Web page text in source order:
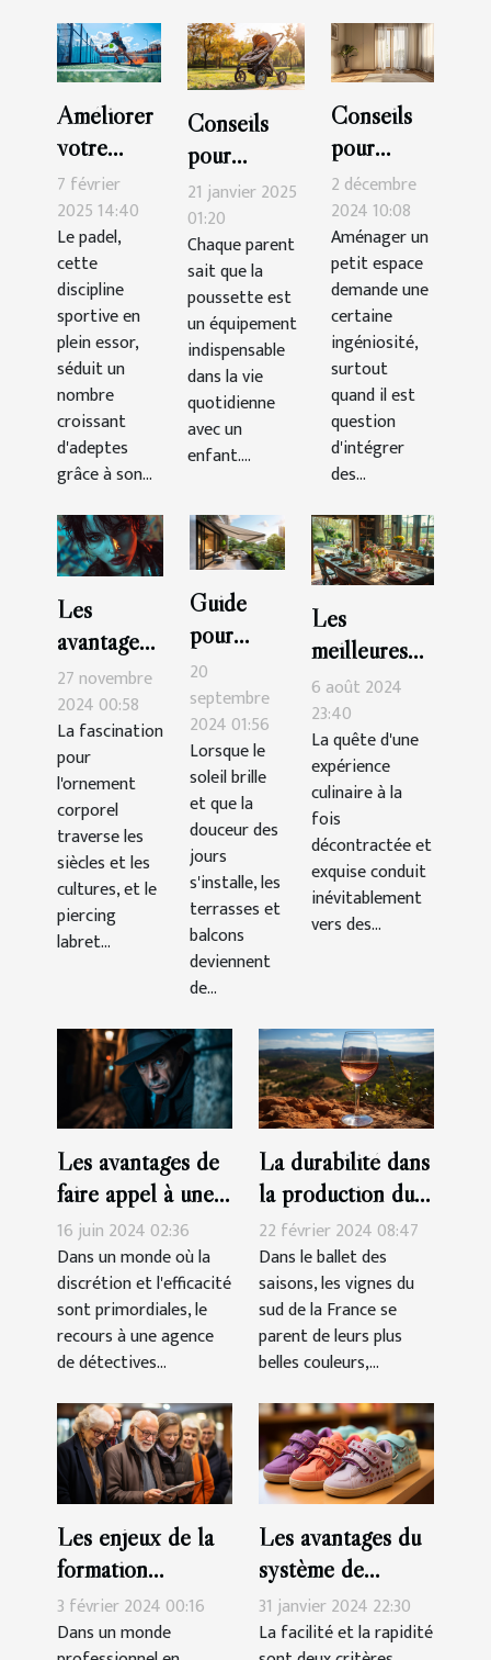
Améliorer
votre
technique
de padel :
exercices
pratiques
7 février
2025 14:40
Le padel,
cette
discipline
sportive en
plein essor,
séduit un
nombre
croissant
d'adeptes
grâce à son...
Conseils
pour
maintenir et
nettoyer
votre
poussette
efficacement
21 janvier 2025
01:20
Chaque parent
sait que la
poussette est
un équipement
indispensable
dans la vie
quotidienne
avec un
enfant....
Conseils
pour
intégrer
une
armoire
trois
portes
dans un
petit
espace
2 décembre
2024 10:08
Aménager un
petit espace
demande une
certaine
ingéniosité,
surtout
quand il est
question
d'intégrer
des...
Les
avantages
esthétiques
des
piercings
labret
supérieurs
et
inférieurs
27 novembre
2024 00:58
La fascination
pour
l'ornement
corporel
traverse les
siècles et les
cultures, et le
piercing
labret...
Guide
pour
choisir le
store
banne
parfait
pour
terrasses
et
balcons
20
septembre
2024 01:56
Lorsque le
soleil brille
et que la
douceur des
jours
s'installe, les
terrasses et
balcons
deviennent
de...
Les
meilleures
tables pour
une cuisine
décontractée
et
savoureuse
6 août 2024
23:40
La quête d'une
expérience
culinaire à la
fois
décontractée et
exquise conduit
inévitablement
vers des...
Les avantages de
faire appel à une
agence de
détectives privés
agréée pour des
enquêtes discrètes
et efficaces
16 juin 2024 02:36
Dans un monde où la
discrétion et l'efficacité
sont primordiales, le
recours à une agence
de détectives...
La durabilité dans
la production du
vin rosé Côtes-
de-Provence
22 février 2024 08:47
Dans le ballet des
saisons, les vignes du
sud de la France se
parent de leurs plus
belles couleurs,...
Les enjeux de la
formation
professionnelle
pour les seniors
3 février 2024 00:16
Dans un monde
Les avantages du
système de
fermeture à
scratch pour les
31 janvier 2024 22:30
La facilité et la rapidité